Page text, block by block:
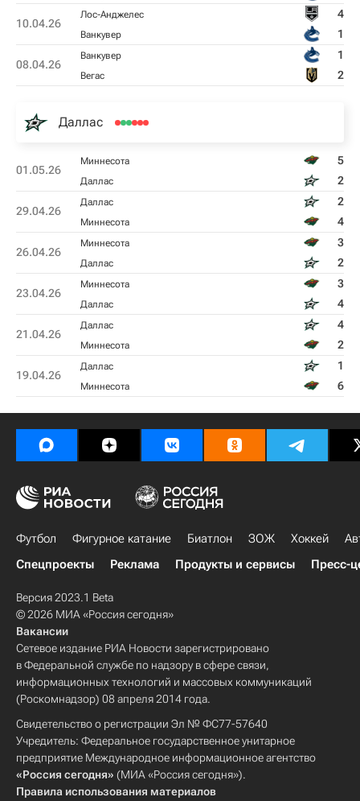
10.04.26
Лос-Анджелес 4
Ванкувер 1
08.04.26
Ванкувер 1
Вегас 2
Даллас
01.05.26
Миннесота 5
Даллас 2
29.04.26
Даллас 2
Миннесота 4
26.04.26
Миннесота 3
Даллас 2
23.04.26
Миннесота 3
Даллас 4
21.04.26
Даллас 4
Миннесота 2
19.04.26
Даллас 1
Миннесота 6
Футбол Фигурное катание Биатлон ЗОЖ Хоккей
Спецпроекты
Реклама Продукты и сервисы Пресс-
Версия 2023.1 Beta
© 2026 МИА «Россия сегодня»
Вакансии
Сетевое издание РИА Новости зарегистрировано
в Федеральной службе по надзору в сфере связи,
информационных технологий и массовых коммуникаций
(Роскомнадзор) 08 апреля 2014 года.
Свидетельство о регистрации Эл № ФС77-57640
Учредитель: Федеральное государственное унитарное
предприятие Международное информационное агентство
«Россия сегодня» (МИА «Россия сегодня»).
Правила использования материалов